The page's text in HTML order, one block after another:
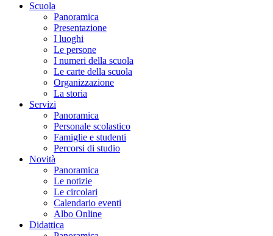
Scuola
Panoramica
Presentazione
I luoghi
Le persone
I numeri della scuola
Le carte della scuola
Organizzazione
La storia
Servizi
Panoramica
Personale scolastico
Famiglie e studenti
Percorsi di studio
Novità
Panoramica
Le notizie
Le circolari
Calendario eventi
Albo Online
Didattica